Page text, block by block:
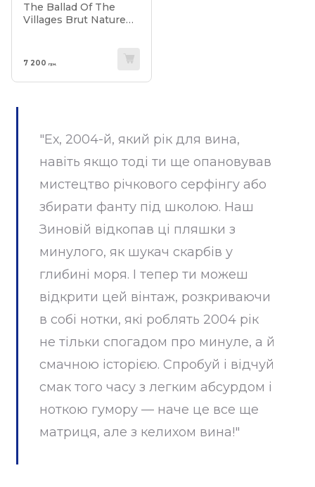
The Ballad Of The
Villages Brut Nature
7 200 грн.
"Ех, 2004-й, який рік для вина,
навіть якщо тоді ти ще опановував
мистецтво річкового серфінгу або
збирати фанту під школою. Наш
Зиновій відкопав ці пляшки з
минулого, як шукач скарбів у
глибині моря. І тепер ти можеш
відкрити цей вінтаж, розкриваючи
в собі нотки, які роблять 2004 рік
не тільки спогадом про минуле, а й
смачною історією. Спробуй і відчуй
смак того часу з легким абсурдом і
ноткою гумору — наче це все ще
матриця, але з келихом вина!"